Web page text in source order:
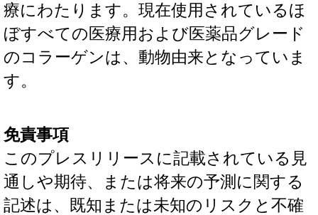
療にわたります。現在使用されているほ
ぼすべての医療用および医薬品グレード
のコラーゲンは、動物由来となっていま
す。
免責事項
このプレスリリースに記載されている見
通しや期待、または将来の予測に関する
記述は、既知または未知のリスクと不確